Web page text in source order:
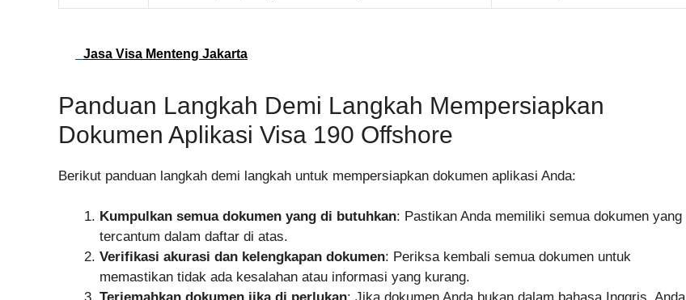
Jasa Visa Menteng Jakarta
Panduan Langkah Demi Langkah Mempersiapkan
Dokumen Aplikasi Visa 190 Offshore
Berikut panduan langkah demi langkah untuk mempersiapkan dokumen aplikasi Anda:
Kumpulkan semua dokumen yang di butuhkan: Pastikan Anda memiliki semua dokumen yang
tercantum dalam daftar di atas.
Verifikasi akurasi dan kelengkapan dokumen: Periksa kembali semua dokumen untuk
memastikan tidak ada kesalahan atau informasi yang kurang.